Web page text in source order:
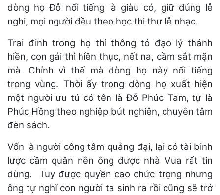
dòng họ Đỗ nổi tiếng là giàu có, giữ đúng lễ
nghi, mọi người đều theo học thi thư lễ nhạc.
Trai đinh trong họ thì thông tỏ đạo lý thánh
hiền, con gái thì hiền thục, nết na, cầm sắt mặn
mà. Chính vì thế mà dòng họ này nổi tiếng
trong vùng. Thời ấy trong dòng họ xuất hiện
một người ưu tú có tên là Đỗ Phúc Tam, tự là
Phúc Hồng theo nghiệp bút nghiên, chuyên tâm
đèn sách.
Vốn là người công tâm quảng đại, lại có tài binh
lược cầm quân nên ông được nhà Vua rất tin
dùng. Tuy được quyền cao chức trọng nhưng
ông tự nghĩ con người ta sinh ra rồi cũng sẽ trở